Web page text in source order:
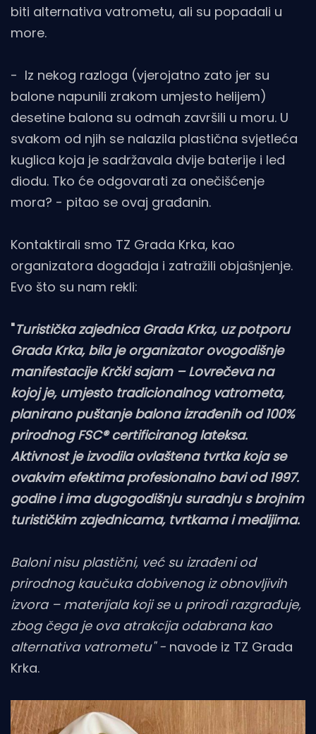
biti alternativa vatrometu, ali su popadali u
more.
- Iz nekog razloga (vjerojatno zato jer su
balone napunili zrakom umjesto helijem)
desetine balona su odmah završili u moru. U
svakom od njih se nalazila plastična svjetleća
kuglica koja je sadržavala dvije baterije i led
diodu. Tko će odgovarati za onečišćenje
mora? - pitao se ovaj građanin.
Kontaktirali smo TZ Grada Krka, kao
organizatora događaja i zatražili objašnjenje.
Evo što su nam rekli:
"Turistička zajednica Grada Krka, uz potporu
Grada Krka, bila je organizator ovogodišnje
manifestacije Krčki sajam – Lovrečeva na
kojoj je, umjesto tradicionalnog vatrometa,
planirano puštanje balona izrađenih od 100%
prirodnog FSC® certificiranog lateksa.
Aktivnost je izvodila ovlaštena tvrtka koja se
ovakvim efektima profesionalno bavi od 1997.
godine i ima dugogodišnju suradnju s brojnim
turističkim zajednicama, tvrtkama i medijima.
Baloni nisu plastični, već su izrađeni od
prirodnog kaučuka dobivenog iz obnovljivih
izvora – materijala koji se u prirodi razgrađuje,
zbog čega je ova atrakcija odabrana kao
alternativa vatrometu" - navode iz TZ Grada
Krka.